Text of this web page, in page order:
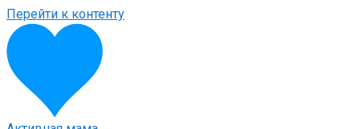
Перейти к контенту